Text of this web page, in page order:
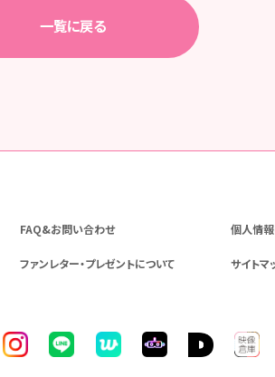
一覧に戻る
FAQ&お問い合わせ 個人情
ファンレター・プレゼントについて サイトマ